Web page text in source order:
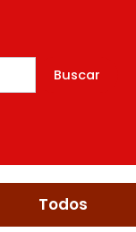
Buscar
Todos